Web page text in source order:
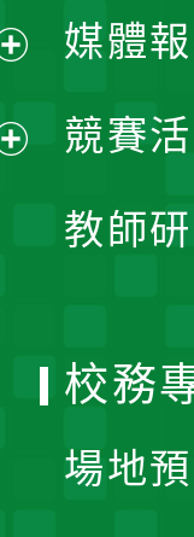
媒體
競賽
教師
校務
場地